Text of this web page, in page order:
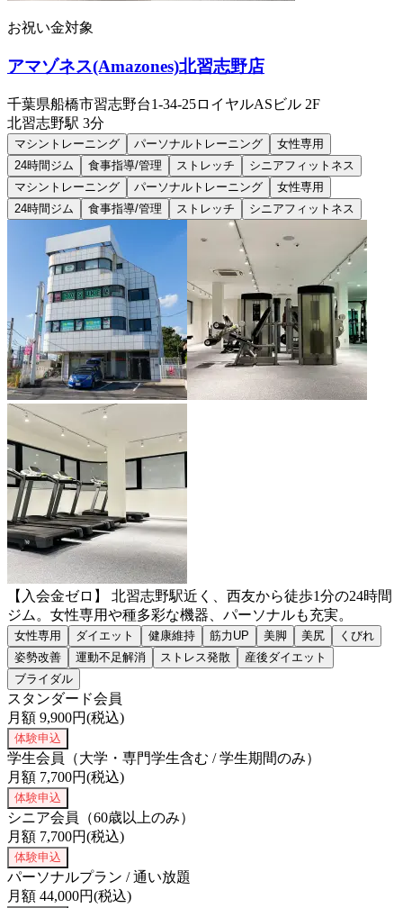
お祝い金対象
アマゾネス(Amazones)北習志野店
千葉県船橋市習志野台1-34-25ロイヤルASビル 2F
北習志野駅 3分
マシントレーニング パーソナルトレーニング
女性専用
24時間ジム
食事指導/管理 ストレッチ
シニアフィットネス
マシントレーニング
パーソナルトレーニング
女性専用
24時間ジム
食事指導/管理 ストレッチ シニアフィットネス
【入会金ゼロ】 北習志野駅近く、西友から徒歩1分の24時間
ジム。女性専用や種多彩な機器、パーソナルも充実。
女性専用 ダイエット 健康維持 筋力UP 美脚 美尻
くびれ
姿勢改善
運動不足解消 ストレス発散
産後ダイエット
ブライダル
スタンダード会員
月額 9,900円(税込)
体験申込
学生会員（大学・専門学生含む / 学生期間のみ）
月額 7,700円(税込)
体験申込
シニア会員（60歳以上のみ）
月額 7,700円(税込)
体験申込
パーソナルプラン / 通い放題
月額 44,000円(税込)